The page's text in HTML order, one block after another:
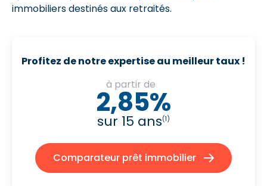
immobiliers destinés aux retraités.
Profitez de notre expertise au meilleur taux !
à partir de
2,85%
sur 15 ans(1)
Comparateur prêt immobilier